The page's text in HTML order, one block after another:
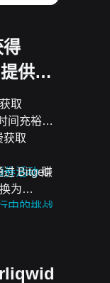
得
供…
取
间充裕，
获取
券活动赚
中的挑战
过 Bitget
为